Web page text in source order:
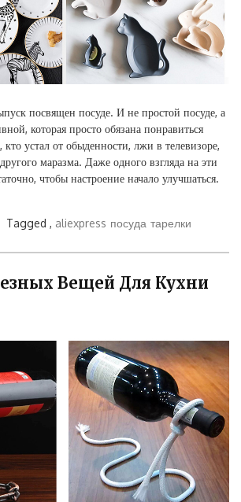
посвящен посуде. И не простой посуде, а
которая просто обязана понравиться
устал от обыденности, лжи в телевизоре,
маразма. Даже одного взгляда на эти
чтобы настроение начало улучшаться.
Tagged , aliexpress посуда тарелки
Вещей Для Кухни